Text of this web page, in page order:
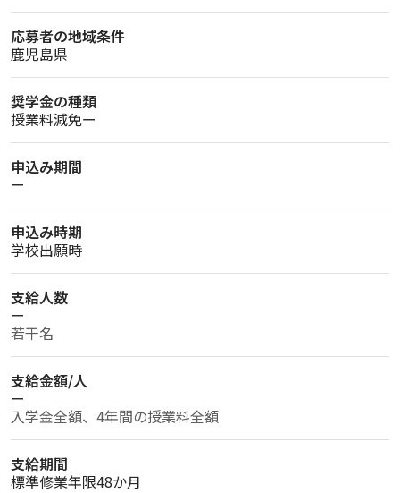
応募者の地域条件
鹿児島県
奨学金の種類
授業料減免ー
申込み期間
ー
申込み時期
学校出願時
支給人数
ー
若干名
支給金額/人
ー
入学金全額、4年間の授業料全額
支給期間
標準修業年限48か月